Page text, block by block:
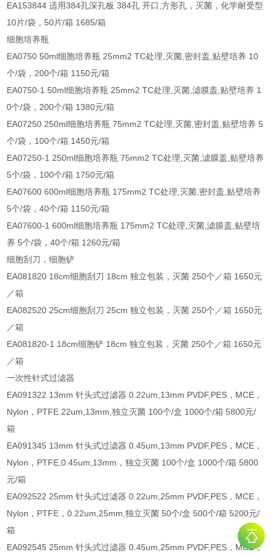
EA153844 适用384孔深孔板 384孔 开口,方形孔，灭菌，化学耐受型
10片/袋，50片/箱 1685/箱
细胞培养瓶
EA0750 50ml细胞培养瓶 25mm2 TC处理,灭菌,密封盖,贴壁培养 10
个/袋，200个/箱 1150元/箱
EA0750-1 50ml细胞培养瓶 25mm2 TC处理,灭菌,滤膜盖,贴壁培养 1
0个/袋，200个/箱 1380元/箱
EA07250 250ml细胞培养瓶 75mm2 TC处理,灭菌,密封盖,贴壁培养 5
个/袋，100个/箱 1450元/箱
EA07250-1 250ml细胞培养瓶 75mm2 TC处理,灭菌,滤膜盖,贴壁培养
5个/袋，100个/箱 1750元/箱
EA07600 600ml细胞培养瓶 175mm2 TC处理,灭菌,密封盖,贴壁培养
5个/袋，40个/箱 1150元/箱
EA07600-1 600ml细胞培养瓶 175mm2 TC处理,灭菌,滤膜盖,贴壁培
养 5个/袋，40个/箱 1260元/箱
细胞刮刀，细胞铲
EA081820 18cm细胞刮刀 18cm 独立包装，灭菌 250个／箱 1650元
／箱
EA082520 25cm细胞刮刀 25cm 独立包装，灭菌 250个／箱 1650元
／箱
EA081820-1 18cm细胞铲 18cm 独立包装，灭菌 250个／箱 1650元
／箱
一次性针式过滤器
EA091322 13mm 针头式过滤器 0.22um,13mm PVDF,PES，MCE，
Nylon，PTFE.22um,13mm,独立灭菌 100个/盒 1000个/箱 5800元/
箱
EA091345 13mm 针头式过滤器 0.45um,13mm PVDF,PES，MCE，
Nylon，PTFE,0.45um,13mm，独立灭菌 100个/盒 1000个/箱 5800
元/箱
EA092522 25mm 针头式过滤器 0.22um,25mm PVDF,PES，MCE，
Nylon，PTFE，0.22um,25mm,独立灭菌 50个/盒 500个/箱 5200元/
箱
EA092545 25mm 针头式过滤器 0.45um,25mm PVDF,PES，MCE，